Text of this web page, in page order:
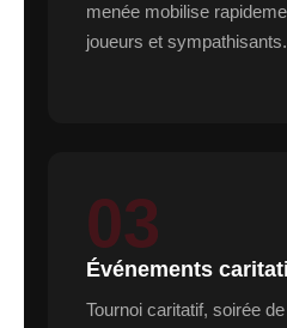
menée mobilise
joueurs et sympathisants.
03
Événements
Tournoi caritatif, soirée